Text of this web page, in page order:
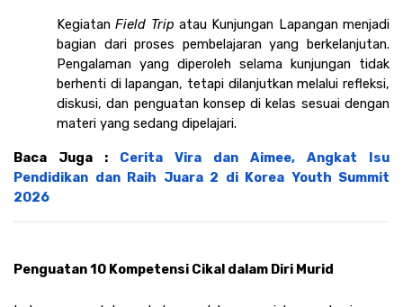
Kegiatan Field Trip atau Kunjungan Lapangan menjadi
bagian dari proses pembelajaran yang berkelanjutan.
Pengalaman yang diperoleh selama kunjungan tidak
berhenti di lapangan, tetapi dilanjutkan melalui refleksi,
diskusi, dan penguatan konsep di kelas sesuai dengan
materi yang sedang dipelajari.
Baca Juga : Cerita Vira dan Aimee, Angkat Isu
Pendidikan dan Raih Juara 2 di Korea Youth Summit
2026
Penguatan 10 Kompetensi Cikal dalam Diri Murid